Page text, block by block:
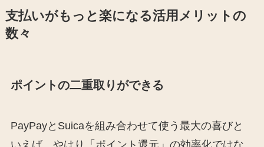
支払いがもっと楽になる活用メリットの
数々
ポイントの二重取りができる
PayPayとSuicaを組み合わせて使う最大の喜びと